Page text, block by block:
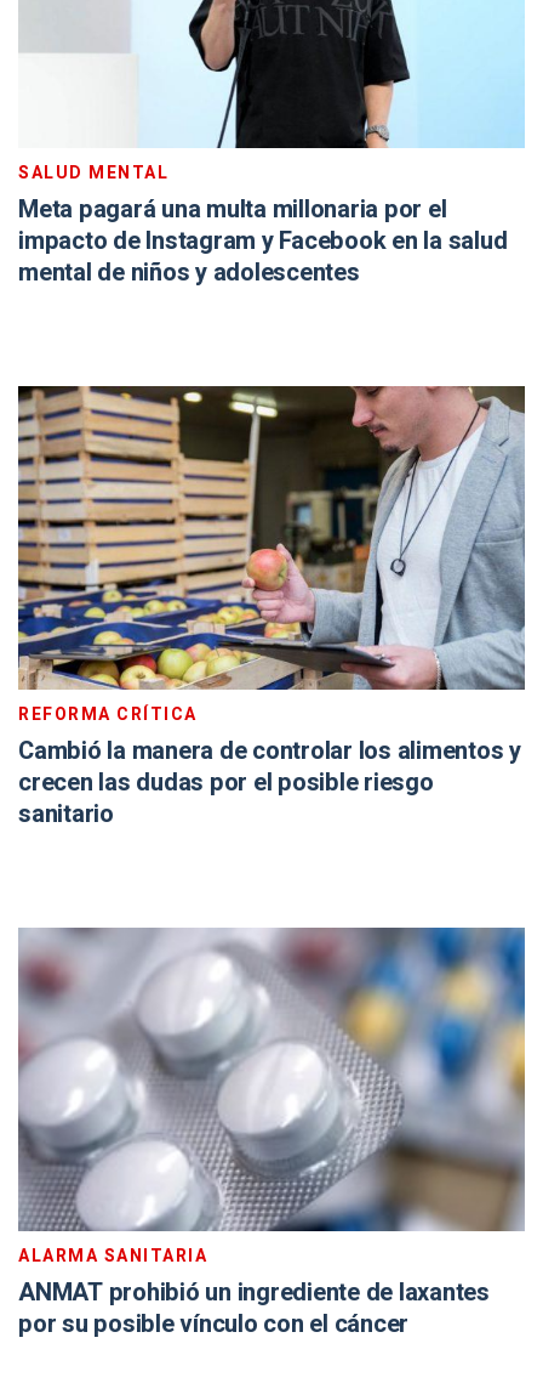
SALUD MENTAL
Meta pagará una multa millonaria por el
impacto de Instagram y Facebook en la salud
mental de niños y adolescentes
REFORMA CRÍTICA
Cambió la manera de controlar los alimentos y
crecen las dudas por el posible riesgo
sanitario
ALARMA SANITARIA
ANMAT prohibió un ingrediente de laxantes
por su posible vínculo con el cáncer